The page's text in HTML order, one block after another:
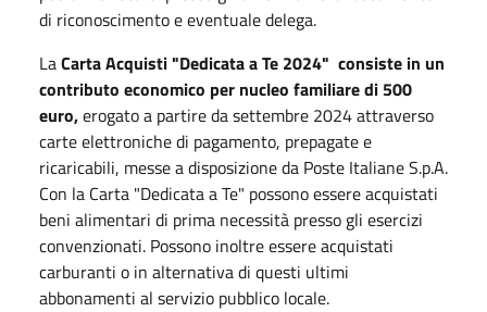
di riconoscimento e eventuale delega.
LaCarta Acquisti "Dedicata a Te 2024" consiste in un
contributo economico per nucleo familiare di 500
euro,erogato a partire da settembre 2024 attraverso
carte elettroniche di pagamento, prepagate e
ricaricabili, messe a disposizione da Poste Italiane S.p.A.
Con la Carta "Dedicata a Te" possono essere acquistati
beni alimentari di prima necessità presso gli esercizi
convenzionati. Possono inoltre essere acquistati
carburanti o in alternativa di questi ultimi
abbonamenti al servizio pubblico locale.